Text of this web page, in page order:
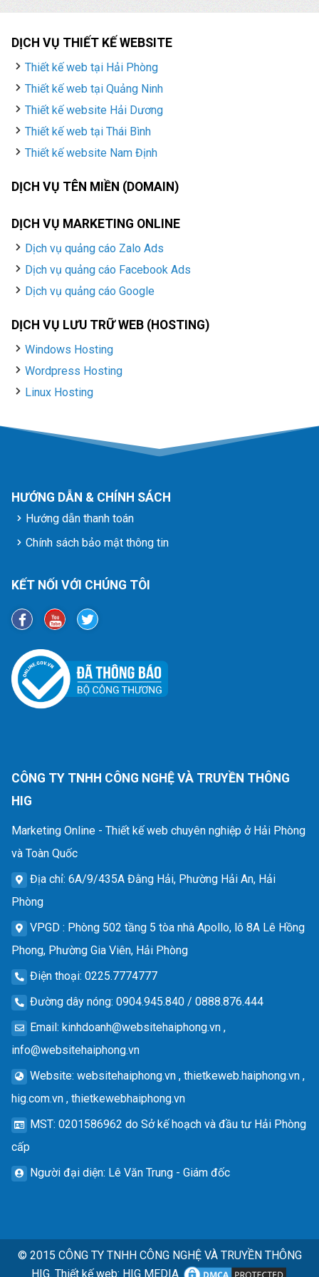
DỊCH VỤ THIẾT KẾ WEBSITE
Thiết kế web tại Hải Phòng
Thiết kế web tại Quảng Ninh
Thiết kế website Hải Dương
Thiết kế web tại Thái Bình
Thiết kế website Nam Định
DỊCH VỤ TÊN MIỀN (DOMAIN)
DỊCH VỤ MARKETING ONLINE
Dịch vụ quảng cáo Zalo Ads
Dịch vụ quảng cáo Facebook Ads
Dịch vụ quảng cáo Google
DỊCH VỤ LƯU TRỮ WEB (HOSTING)
Windows Hosting
Wordpress Hosting
Linux Hosting
HƯỚNG DẪN & CHÍNH SÁCH
Hướng dẫn thanh toán
Chính sách bảo mật thông tin
KẾT NỐI VỚI CHÚNG TÔI
CÔNG TY TNHH CÔNG NGHỆ VÀ TRUYỀN THÔNG
HIG
Marketing Online - Thiết kế web chuyên nghiệp ở Hải Phòng
và Toàn Quốc
Địa chỉ: 6A/9/435A Đằng Hải, Phường Hải An, Hải
Phòng
VPGD : Phòng 502 tầng 5 tòa nhà Apollo, lô 8A Lê Hồng
Phong, Phường Gia Viên, Hải Phòng
Điện thoại: 0225.7774777
Đường dây nóng: 0904.945.840 / 0888.876.444
Email : kinhdoanh@websitehaiphong.vn ,
info@websitehaiphong.vn
Website: websitehaiphong.vn , thietkeweb.haiphong.vn ,
hig.com.vn , thietkewebhaiphong.vn
MST: 0201586962 do Sở kế hoạch và đầu tư Hải Phòng
cấp
Người đại diện: Lê Văn Trung - Giám đốc
© 2015 CÔNG TY TNHH CÔNG NGHỆ VÀ TRUYỀN THÔNG
HIG. Thiết kế web: HIG MEDIA